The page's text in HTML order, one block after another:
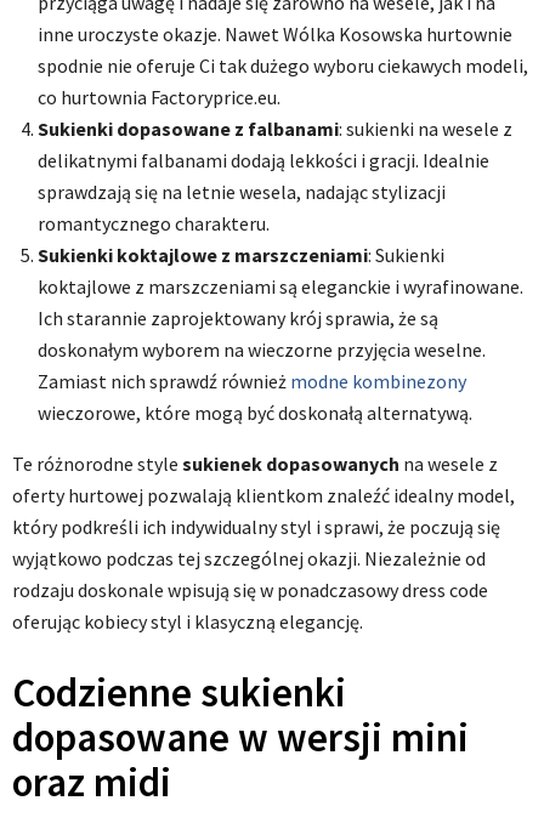
inne uroczyste okazje. Nawet Wólka Kosowska hurtownie
spodnie nie oferuje Ci tak dużego wyboru ciekawych modeli,
co hurtownia Factoryprice.eu.
Sukienki dopasowane z falbanami: sukienki na wesele z
delikatnymi falbanami dodają lekkości i gracji. Idealnie
sprawdzają się na letnie wesela, nadając stylizacji
romantycznego charakteru.
Sukienki koktajlowe z marszczeniami: Sukienki
koktajlowe z marszczeniami są eleganckie i wyrafinowane.
Ich starannie zaprojektowany krój sprawia, że są
doskonałym wyborem na wieczorne przyjęcia weselne.
Zamiast nich sprawdź również modne kombinezony
wieczorowe, które mogą być doskonałą alternatywą.
Te różnorodne style sukienek dopasowanych na wesele z
oferty hurtowej pozwalają klientkom znaleźć idealny model,
który podkreśli ich indywidualny styl i sprawi, że poczują się
wyjątkowo podczas tej szczególnej okazji. Niezależnie od
rodzaju doskonale wpisują się w ponadczasowy dress code
oferując kobiecy styl i klasyczną elegancję.
Codzienne sukienki
dopasowane w wersji mini
oraz midi